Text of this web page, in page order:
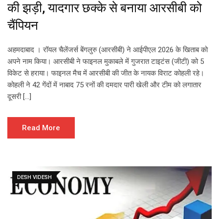
की झड़ी, यादगार छक्के से बनाया आरसीबी को
चैंपियन
अहमदाबाद । रॉयल चैलेंजर्स बेंगलुरु (आरसीबी) ने आईपीएल 2026 के खिताब को
अपने नाम किया। आरसीबी ने फाइनल मुकाबले में गुजरात टाइटंस (जीटी) को 5
विकेट से हराया। फाइनल मैच में आरसीबी की जीत के नायक विराट कोहली रहे।
कोहली ने 42 गेंदों में नाबाद 75 रनों की दमदार पारी खेली और टीम को लगातार
दूसरी […]
Read More
DESH VIDESH